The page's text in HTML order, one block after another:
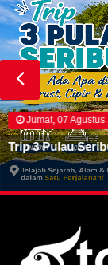
Jumat, 07 Agustus
Trip 3 Pulau